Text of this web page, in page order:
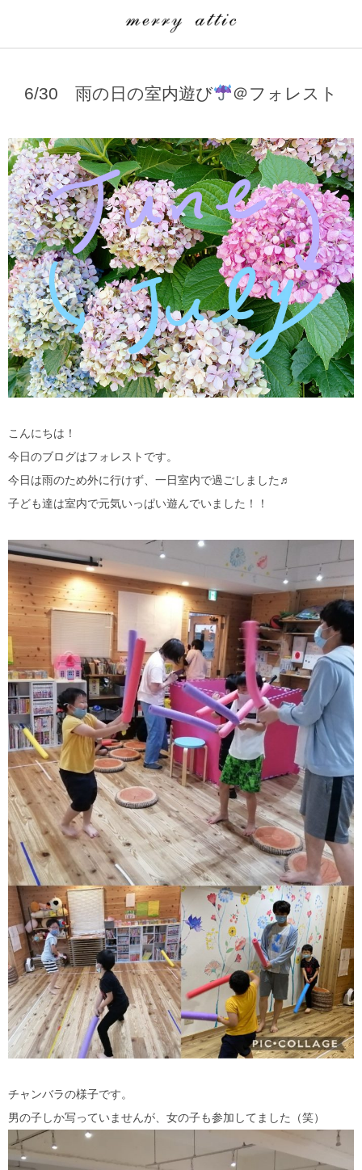
6/30 雨の日の室内遊び ＠フォレスト
こんにちは！
今日のブログはフォレストです。
今日は雨のため外に行けず、一日室内で過ごしました♬
子ども達は室内で元気いっぱい遊んでいました！！
チャンバラの様子です。
男の子しか写っていませんが、女の子も参加してました（笑）
埼玉県
merry attic ミュージッククラス